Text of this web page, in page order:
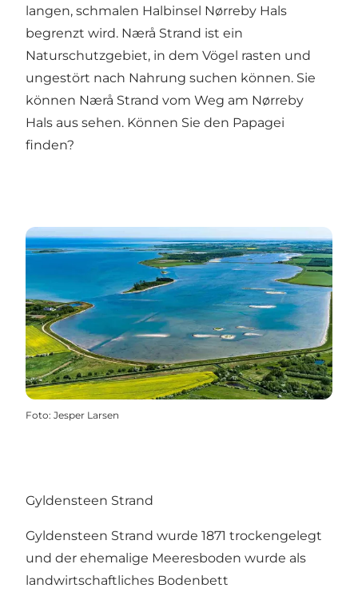
langen, schmalen Halbinsel Nørreby Hals
begrenzt wird. Nærå Strand ist ein
Naturschutzgebiet, in dem Vögel rasten und
ungestört nach Nahrung suchen können. Sie
können Nærå Strand vom Weg am Nørreby
Hals aus sehen. Können Sie den Papagei
finden?
Foto: Jesper Larsen
Gyldensteen Strand
Gyldensteen Strand wurde 1871 trockengelegt
und der ehemalige Meeresboden wurde als
landwirtschaftliches Bodenbett